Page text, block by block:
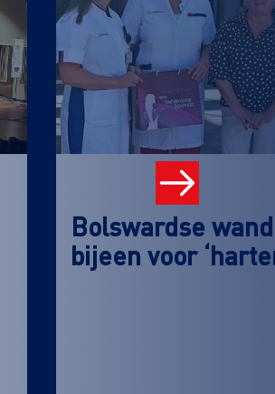
Bolswardse
bijeen voor